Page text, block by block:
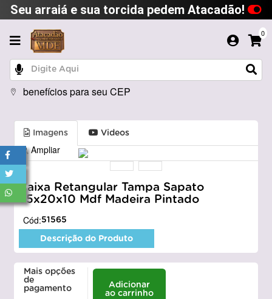
Seu arraiá e sua torcida pedem Atacadão!
0
benefícios para seu CEP
Imagens Videos
Ampliar
Caixa Retangular Tampa Sapato
35x20x10 Mdf Madeira Pintado
Cód:51565
Descrição do Produto
Mais opções
de
pagamento
Adicionar
ao carrinho